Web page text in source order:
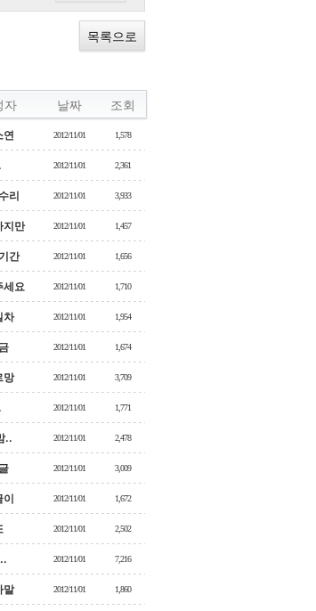
목록으로
자 날짜 조회
연 2012/11/01 1,578
2012/11/01 2,361
리 2012/11/01 3,933
지만 2012/11/01 1,457
간 2012/11/01 1,656
세요 2012/11/01 1,710
차 2012/11/01 1,954
2012/11/01 1,674
망 2012/11/01 3,709
2012/11/01 1,771
.. 2012/11/01 2,478
2012/11/01 3,009
이 2012/11/01 1,672
2012/11/01 2,502
2012/11/01 7,216
말 2012/11/01 1,860